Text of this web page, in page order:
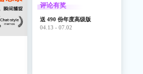
评论有奖
送 490 份年度高级版
04.13 - 07.02